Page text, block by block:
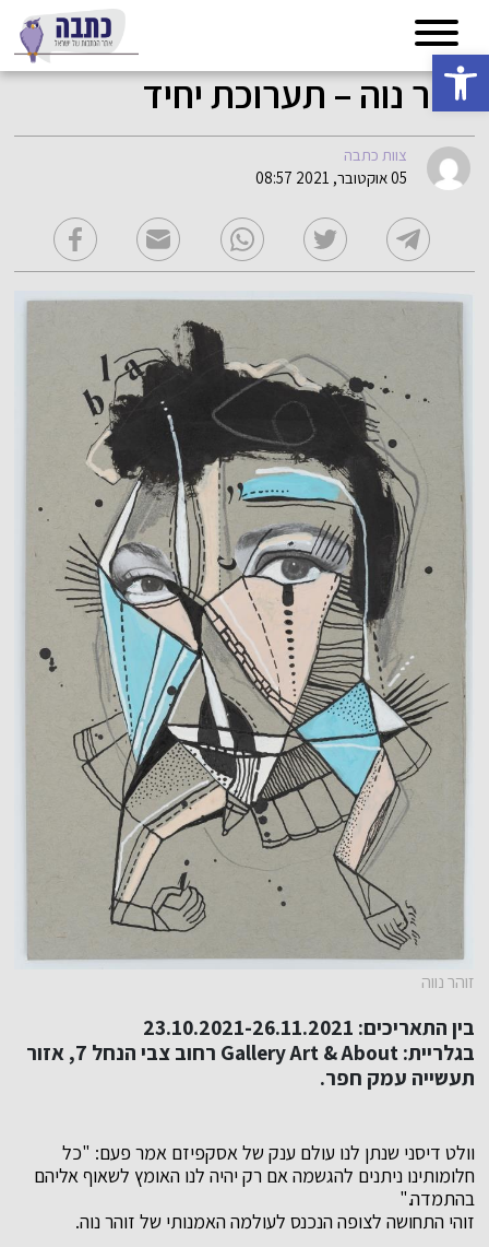
פתח סרגל נגישות
זוהר נוה – תערוכת יחיד
צוות כתבה
05 אוקטובר, 2021 08:57
זוהר נווה
בין התאריכים: 23.10.2021-26.11.2021
בגלריית:
GalleryArt & About
רחוב צבי הנחל 7, אזור
תעשייה עמק חפר.
וולט דיסני שנתן לנו עולם ענק של אסקפיזם אמר פעם: "כל
חלומותינו ניתנים להגשמה אם רק יהיה לנו האומץ לשאוף אליהם
בהתמדה."
זוהי התחושה לצופה הנכנס לעולמה האמנותי של זוהר נוה.